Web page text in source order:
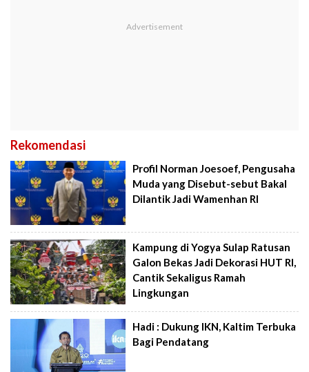
Rekomendasi
Profil Norman Joesoef, Pengusaha
Muda yang Disebut-sebut Bakal
Dilantik Jadi Wamenhan RI
Kampung di Yogya Sulap Ratusan
Galon Bekas Jadi Dekorasi HUT RI,
Cantik Sekaligus Ramah
Lingkungan
Hadi : Dukung IKN, Kaltim Terbuka
Bagi Pendatang